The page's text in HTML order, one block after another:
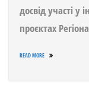
досвід участі у
проєктах
READ MORE